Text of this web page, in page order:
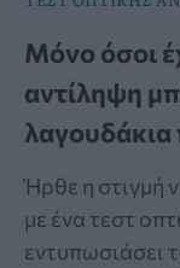
Μόνο όσοι
αντίληψη
λαγουδάκια
Ήρθε η στιγμή
με ένα τεστ
εντυπωσιάσει